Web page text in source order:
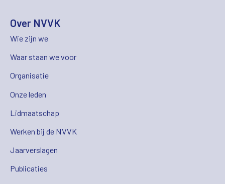
Over NVVK
Wie zijn we
Waar staan we voor
Organisatie
Onze leden
Lidmaatschap
Werken bij de NVVK
Jaarverslagen
Publicaties